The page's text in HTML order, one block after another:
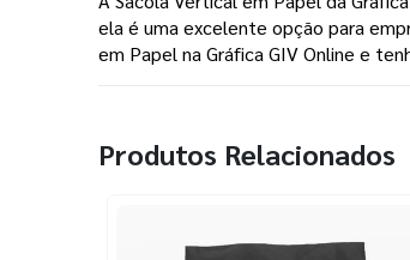
ela é uma excelente opção para
em Papel na Gráfica GIV Online e
Produtos Relacionados